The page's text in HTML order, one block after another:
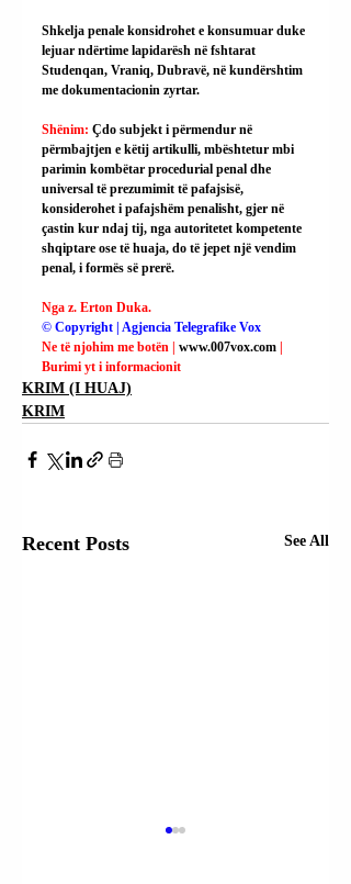
Shkelja penale konsidrohet e konsumuar duke
lejuar ndërtime lapidarësh në fshtarat
Studenqan, Vraniq, Dubravë, në kundërshtim
me dokumentacionin zyrtar.
Shënim: Çdo subjekt i përmendur në
përmbajtjen e këtij artikulli, mbështetur mbi
parimin kombëtar procedurial penal dhe
universal të prezumimit të pafajsisë,
konsiderohet i pafajshëm penalisht, gjer në
çastin kur ndaj tij, nga autoritetet kompetente
shqiptare ose të huaja, do të jepet një vendim
penal, i formës së prerë.
Nga z. Erton Duka.
© Copyright | Agjencia Telegrafike Vox
Ne të njohim me botën | www.007vox.com |
Burimi yt i informacionit
KRIM (I HUAJ)
KRIM
Recent Posts See All